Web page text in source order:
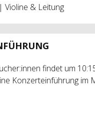
| Violine & Leitung
findet um
Konzerteinführung im